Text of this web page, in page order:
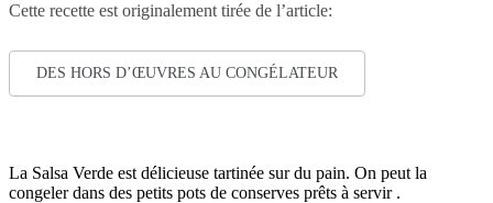
Cette recette est originalement tirée de l’article:
DES HORS D’ŒUVRES AU CONGÉLATEUR
La Salsa Verde est délicieuse tartinée sur du pain. On peut la
congeler dans des petits pots de conserves prêts à servir .